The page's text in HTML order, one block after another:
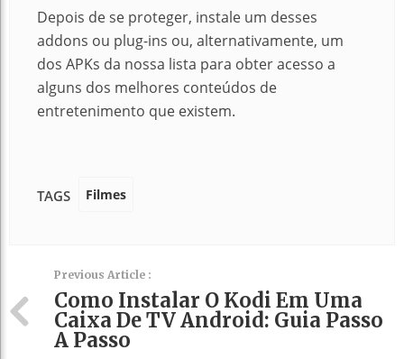
Depois de se proteger, instale um desses
addons ou plug-ins ou, alternativamente, um
dos APKs da nossa lista para obter acesso a
alguns dos melhores conteúdos de
entretenimento que existem.
TAGS Filmes
Previous Article :
Como Instalar O Kodi Em Uma
Caixa De TV Android: Guia Passo
A Passo